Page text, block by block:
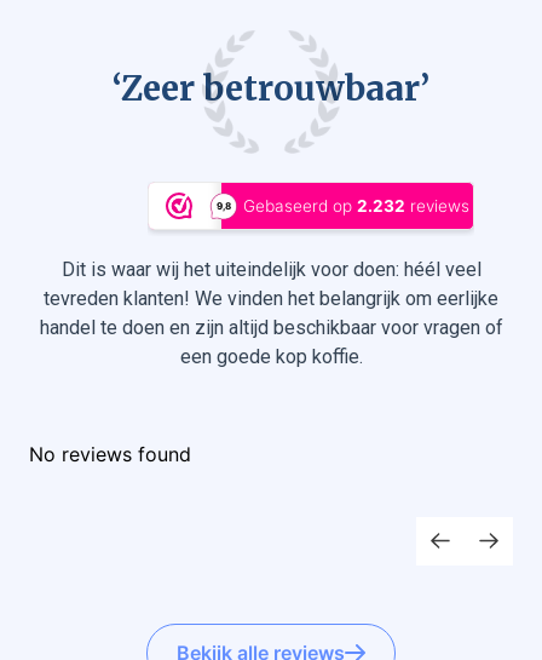
‘Zeer betrouwbaar’
Dit is waar wij het uiteindelijk voor doen: héél veel
tevreden klanten! We vinden het belangrijk om eerlijke
handel te doen en zijn altijd beschikbaar voor vragen of
een goede kop koffie.
No reviews found
Bekijk alle reviews